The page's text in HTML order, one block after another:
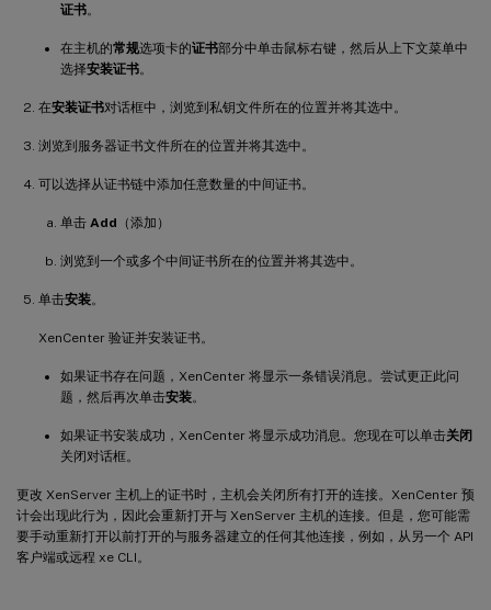
证书。
在主机的常规选项卡的证书部分中单击鼠标右键，然后从上下文菜单中
选择安装证书。
在安装证书对话框中，浏览到私钥文件所在的位置并将其选中。
浏览到服务器证书文件所在的位置并将其选中。
可以选择从证书链中添加任意数量的中间证书。
单击 Add （添加）
浏览到一个或多个中间证书所在的位置并将其选中。
单击安装。
XenCenter 验证并安装证书。
如果证书存在问题，XenCenter 将显示一条错误消息。尝试更正此问
题，然后再次单击安装。
如果证书安装成功，XenCenter 将显示成功消息。您现在可以单击关闭
关闭对话框。
更改 XenServer 主机上的证书时，主机会关闭所有打开的连接。XenCenter 预
计会出现此行为，因此会重新打开与 XenServer 主机的连接。但是，您可能需
要手动重新打开以前打开的与服务器建立的任何其他连接，例如，从另一个 API
客户端或远程 xe CLI。